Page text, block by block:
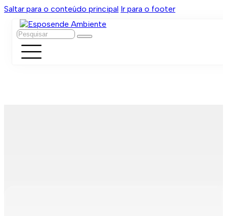
Saltar para o conteúdo principal Ir para o footer
Pesquisar